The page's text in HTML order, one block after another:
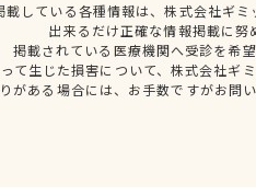
載している各種情報は、株式会社ギミ
出来るだけ正確な情報掲載に努
掲載されている医療機関へ受診を希
て生じた損害について、株式会社ギ
がある場合には、お手数ですがお問